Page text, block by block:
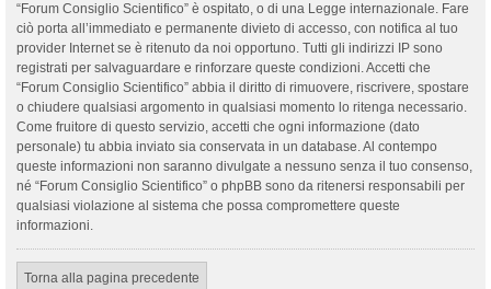
“Forum Consiglio Scientifico” è ospitato, o di una Legge internazionale. Fare
ciò porta all’immediato e permanente divieto di accesso, con notifica al tuo
provider Internet se è ritenuto da noi opportuno. Tutti gli indirizzi IP sono
registrati per salvaguardare e rinforzare queste condizioni. Accetti che
“Forum Consiglio Scientifico” abbia il diritto di rimuovere, riscrivere, spostare
o chiudere qualsiasi argomento in qualsiasi momento lo ritenga necessario.
Come fruitore di questo servizio, accetti che ogni informazione (dato
personale) tu abbia inviato sia conservata in un database. Al contempo
queste informazioni non saranno divulgate a nessuno senza il tuo consenso,
né “Forum Consiglio Scientifico” o phpBB sono da ritenersi responsabili per
qualsiasi violazione al sistema che possa compromettere queste
informazioni.
Torna alla pagina precedente